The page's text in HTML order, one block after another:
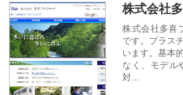
株式会社
株式会社多喜
です。プラス
います。基本
なく、モデル
対…